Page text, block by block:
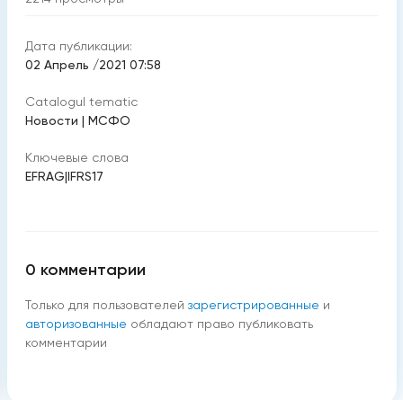
Дата публикации:
02 Апрель /2021 07:58
Catalogul tematic
Новости | МСФО
Ключевые слова
EFRAG|IFRS17
0 комментарии
Только для пользователей зарегистрированные и
авторизованные обладают право публиковать
комментарии